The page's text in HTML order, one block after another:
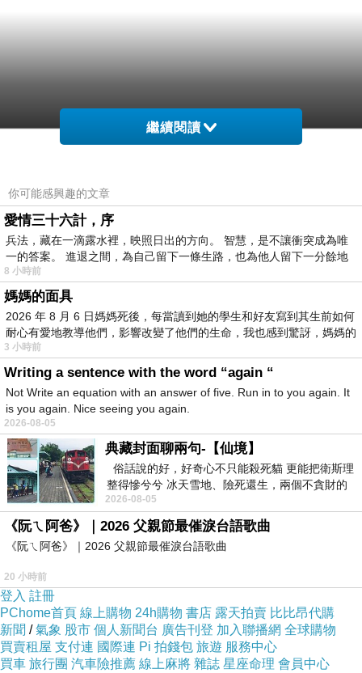
繼續閱讀
你可能感興趣的文章
愛情三十六計，序
兵法，藏在一滴露水裡，映照日出的方向。 智慧，是不讓衝突成為唯
一的答案。 進退之間，為自己留下一條生路，也為他人留下一分餘地
8 小時前
媽媽的面具
2026 年 8 月 6 日媽媽死後，每當讀到她的學生和好友寫到其生前如何
耐心有愛地教導他們，影響改變了他們的生命，我也感到驚訝，媽媽的
3 小時前
Writing a sentence with the word “again “
Not Write an equation with an answer of five. Run in to you again. It
is you again. Nice seeing you again.
2026-08-05
典藏封面聊兩句-【仙境】
俗話說的好，好奇心不只能殺死貓 更能把衛斯理
整得慘兮兮 冰天雪地、險死還生，兩個不貪財的
人尋什麼寶？ 人家追尋愛情還
2026-08-05
《阮ㄟ阿爸》｜2026 父親節最催淚台語歌曲
《阮ㄟ阿爸》｜2026 父親節最催淚台語歌曲
20 小時前
登入 註冊
PChome首頁 線上購物 24h購物 書店 露天拍賣 比比昂代購
新聞 /氣象 股市 個人新聞台 廣告刊登 加入聯播網 全球購物
買賣租屋 支付連 國際連 Pi 拍錢包 旅遊 服務中心
買車 旅行團 汽車險推薦 線上麻將 雜誌 星座命理 會員中心